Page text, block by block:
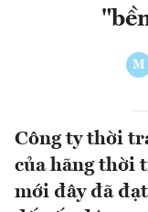
M
Công ty thời
của hãng thời
mới đây đã